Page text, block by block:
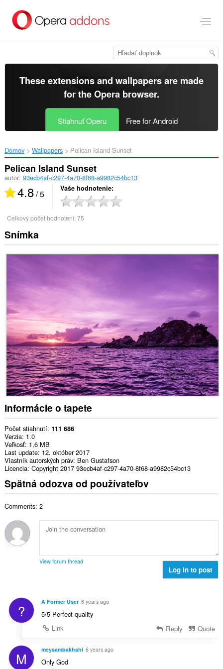
hlavný
These extensions and wallpapers are made
for theOpera browser.
Stiahnuť Operu Free for Android
Domov Wallpapers Pelican Island Sunset‎
Pelican Island Sunset
autor: 93ecb4af-c297-4a70-8f68-a9982c54bc13
4.8/ 5 Vaše hodnotenie
Celkový počet hodnotení:75
Snímka
Informácie o tapete
Počet stiahnutí 111 686
Verzia 1.0
Veľkosť 1,6 MB
Last update 12. október 2017
Vlastník autorských práv Ben Gustafson
Licencia Copyright 2017 93ecb4af-c297-4a70-8f68-a9982c54bc13
Spätná odozva od používateľov
Comments: 2
View forum thread
Log in to post
? A Former User 6 years ago
5/5 Perfect quality
Link
Reply Quote
M meysambakhshi 6 years ago
Only God